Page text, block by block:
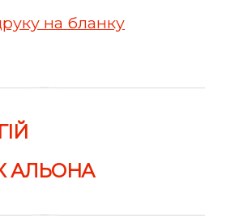
на бланку
АЛЬОНА